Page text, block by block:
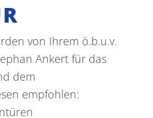
von Ihrem ö.b.u.v.
Ankert für das
dem
empfohlen: